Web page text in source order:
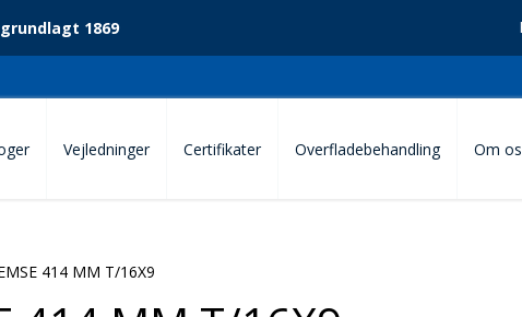
1869
Vejledninger Certifikater Overfladebehandling Om os
414 MM T/16X9